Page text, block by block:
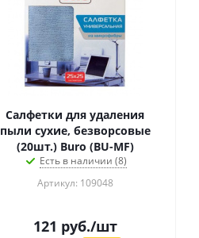
Салфетки для удаления
пыли сухие, безворсовые
(20шт.) Buro (BU-MF)
Есть в наличии (8)
Артикул: 109048
121 руб./шт